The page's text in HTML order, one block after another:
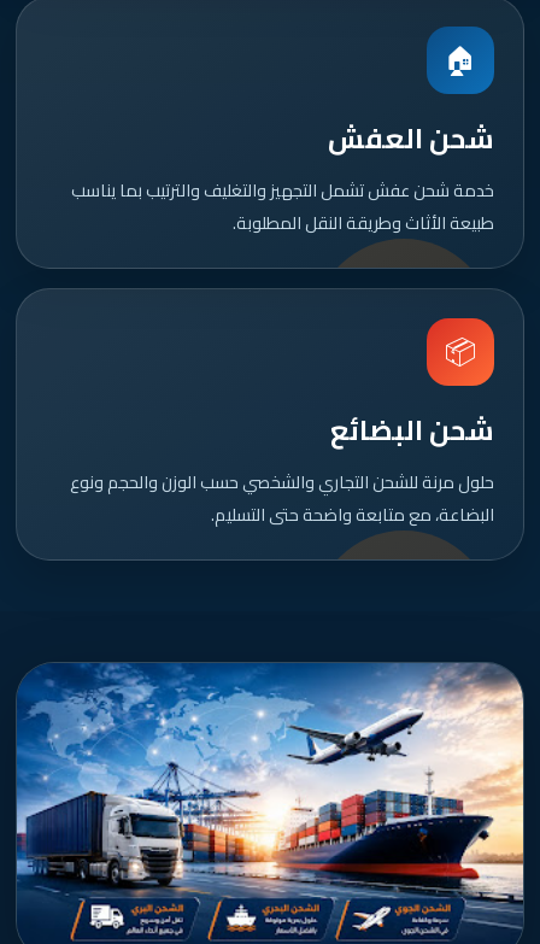
🏠
شحن العفش
خدمة شحن عفش تشمل التجهيز والتغليف والترتيب بما يناسب
طبيعة الأثاث وطريقة النقل المطلوبة.
📦
شحن البضائع
حلول مرنة للشحن التجاري والشخصي حسب الوزن والحجم ونوع
البضاعة، مع متابعة واضحة حتى التسليم.